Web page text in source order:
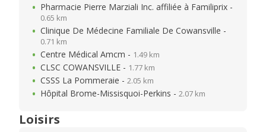
Pharmacie Pierre Marziali Inc. affiliée à Familiprix -
0.65 km
Clinique De Médecine Familiale De Cowansville -
0.71 km
Centre Médical Amcm - 1.49 km
CLSC COWANSVILLE - 1.77 km
CSSS La Pommeraie - 2.05 km
Hôpital Brome-Missisquoi-Perkins - 2.07 km
Loisirs